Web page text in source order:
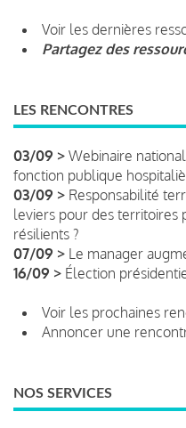
Voir les dernières
Partagez des
LES RENCONTRES
03/09 > Webinaire
fonction publique
03/09 > Responsabilité
leviers pour des territoires
résilients ?
07/09 > Le manager
16/09 > Élection
Voir les prochaines
Annoncer une
NOS SERVICES